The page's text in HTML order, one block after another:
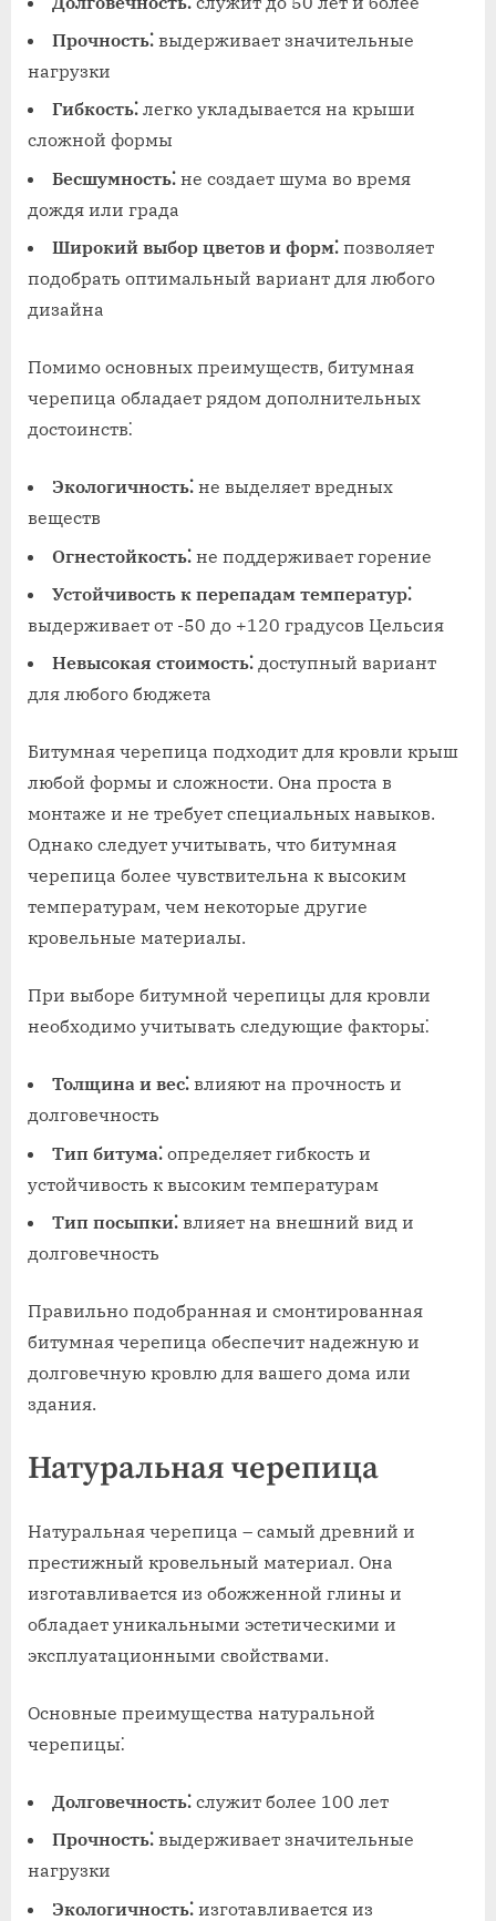
Прочность⁚ выдерживает значительные
нагрузки
Гибкость⁚ легко укладывается на крыши
сложной формы
Бесшумность⁚ не создает шума во время
дождя или града
Широкий выбор цветов и форм⁚ позволяет
подобрать оптимальный вариант для любого
дизайна
Помимо основных преимуществ, битумная
черепица обладает рядом дополнительных
достоинств⁚
Экологичность⁚ не выделяет вредных
веществ
Огнестойкость⁚ не поддерживает горение
Устойчивость к перепадам температур⁚
выдерживает от -50 до +120 градусов Цельсия
Невысокая стоимость⁚ доступный вариант
для любого бюджета
Битумная черепица подходит для кровли крыш
любой формы и сложности. Она проста в
монтаже и не требует специальных навыков.
Однако следует учитывать, что битумная
черепица более чувствительна к высоким
температурам, чем некоторые другие
кровельные материалы.
При выборе битумной черепицы для кровли
необходимо учитывать следующие факторы⁚
Толщина и вес⁚ влияют на прочность и
долговечность
Тип битума⁚ определяет гибкость и
устойчивость к высоким температурам
Тип посыпки⁚ влияет на внешний вид и
долговечность
Правильно подобранная и смонтированная
битумная черепица обеспечит надежную и
долговечную кровлю для вашего дома или
здания.
Натуральная черепица
Натуральная черепица – самый древний и
престижный кровельный материал. Она
изготавливается из обожженной глины и
обладает уникальными эстетическими и
эксплуатационными свойствами.
Основные преимущества натуральной
черепицы⁚
Долговечность⁚ служит более 100 лет
Прочность⁚ выдерживает значительные
нагрузки
Экологичность⁚ изготавливается из